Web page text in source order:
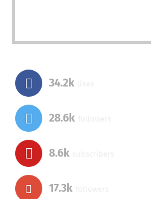
34.2k
28.6k
8.6k
17.3k